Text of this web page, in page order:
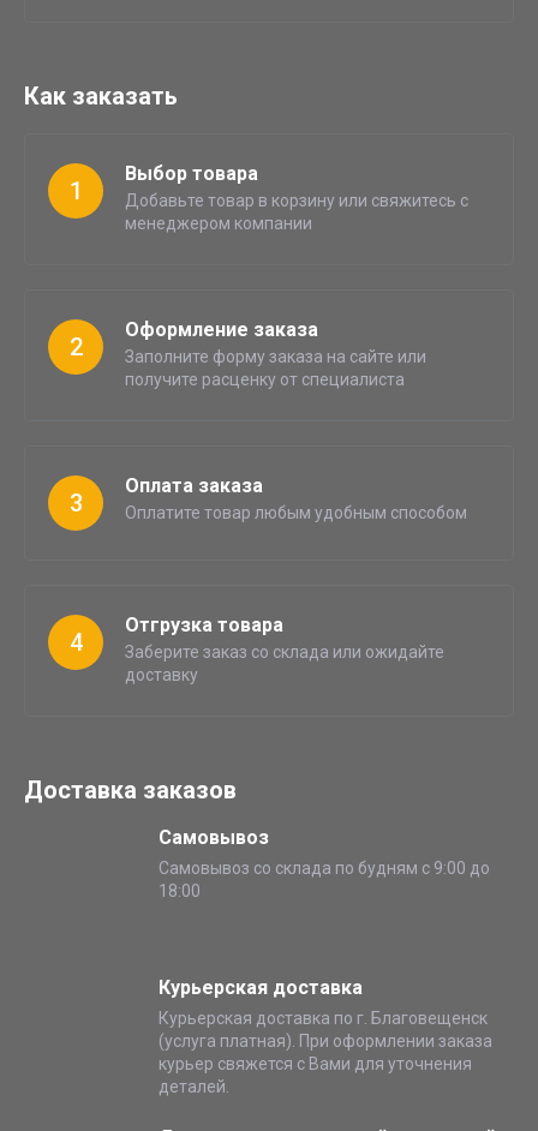
Как заказать
1
Выбор товара
Добавьте товар в корзину или свяжитесь с
менеджером компании
2
Оформление заказа
Заполните форму заказа на сайте или
получите расценку от специалиста
3
Оплата заказа
Оплатите товар любым удобным способом
4
Отгрузка товара
Заберите заказ со склада или ожидайте
доставку
Доставка заказов
Самовывоз
Самовывоз со склада по будням с 9:00 до
18:00
Курьерская доставка
Курьерская доставка по г. Благовещенск
(услуга платная). При оформлении заказа
курьер свяжется с Вами для уточнения
деталей.